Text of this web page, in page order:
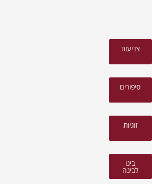
צניעות
סיפורים
זוגיות
בינו
לבינה